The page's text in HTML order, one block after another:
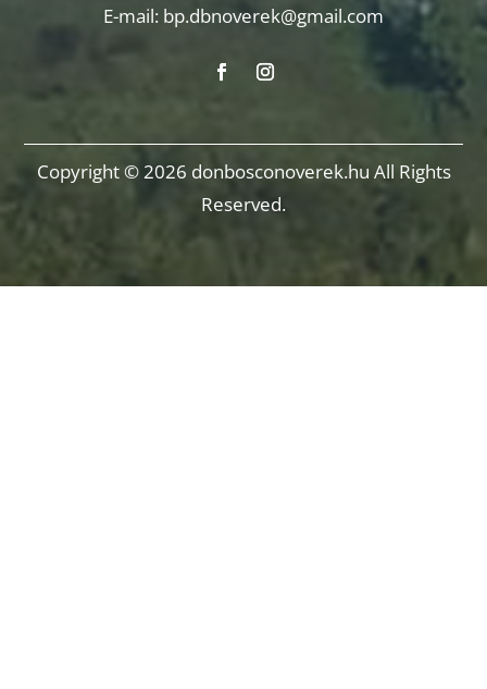
E-mail: bp.dbnoverek@gmail.com
Copyright © 2026 donbosconoverek.hu All Rights
Reserved.